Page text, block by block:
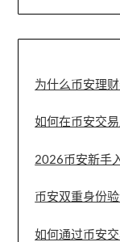
为什么币安理
如何在币安交
2026币安新手
币安双重身份
如何通过币安